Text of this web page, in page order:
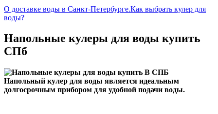
О доставке воды в Санкт-Петербурге.Как выбрать кулер для
воды?
Напольные кулеры для воды купить
СПб
Напольный кулер для воды является идеальным
долгосрочным прибором для удобной подачи воды.